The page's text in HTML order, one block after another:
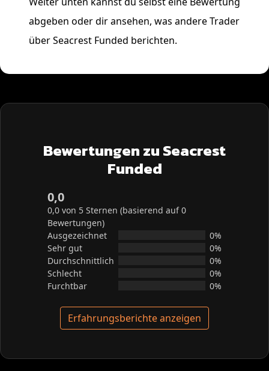
abgeben oder dir ansehen, was andere Trader
über Seacrest Funded berichten.
Bewertungen zu Seacrest
Funded
0,0
0,0 von 5 Sternen (basierend auf 0
Bewertungen)
Ausgezeichnet
0%
Sehr gut
0%
Durchschnittlich
0%
Schlecht
0%
Furchtbar
0%
Erfahrungsberichte anzeigen